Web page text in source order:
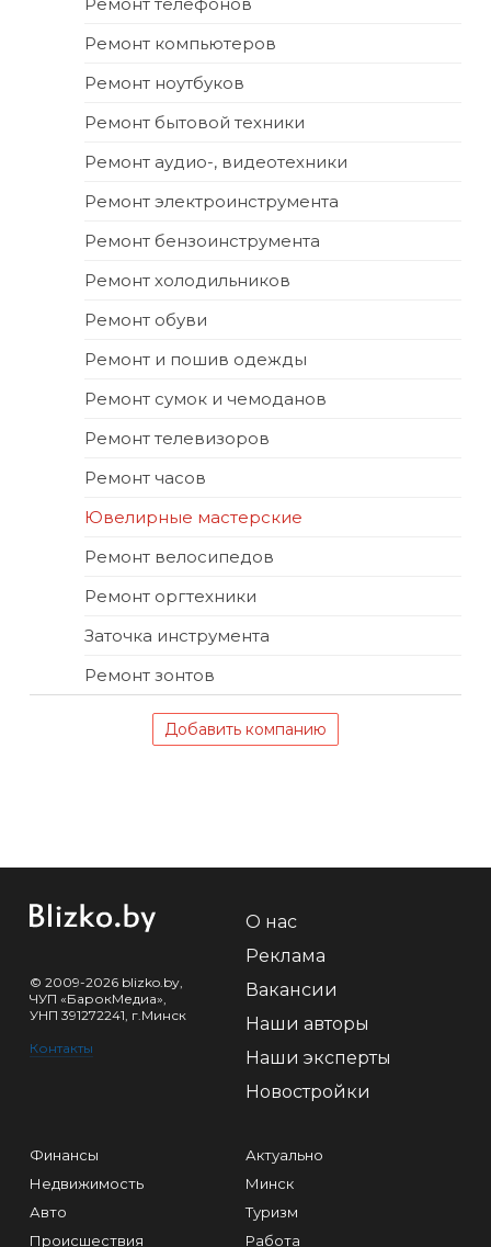
Ремонт компьютеров
Ремонт ноутбуков
Ремонт бытовой техники
Ремонт аудио-, видеотехники
Ремонт электроинструмента
Ремонт бензоинструмента
Ремонт холодильников
Ремонт обуви
Ремонт и пошив одежды
Ремонт сумок и чемоданов
Ремонт телевизоров
Ремонт часов
Ювелирные мастерские
Ремонт велосипедов
Ремонт оргтехники
Заточка инструмента
Ремонт зонтов
Добавить компанию
© 2009-2026 blizko.by,
ЧУП «БарокМедиа»,
УНП 391272241, г.Минск
Контакты
О нас
Реклама
Вакансии
Наши авторы
Наши эксперты
Новостройки
Финансы
Недвижимость
Авто
Происшествия
Актуально
Минск
Туризм
Работа